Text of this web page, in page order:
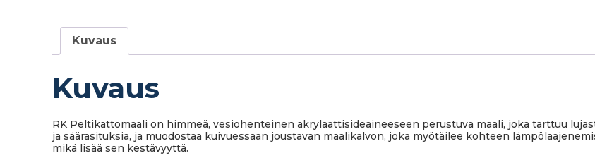
Kuvaus
Kuvaus
RK Peltikattomaali on himmeä, vesiohenteinen akrylaattisideaineeseen perustuva maali, joka tarttuu
ja säärasituksia, ja muodostaa kuivuessaan joustavan maalikalvon, joka myötäilee kohteen
mikä lisää sen kestävyyttä.